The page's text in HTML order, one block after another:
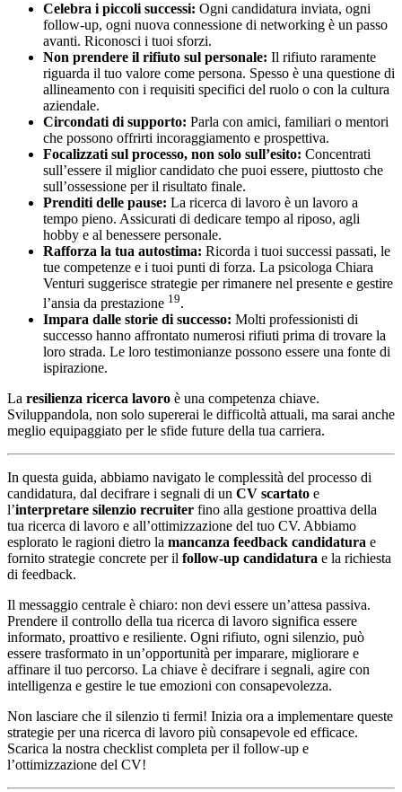
Celebra i piccoli successi: Ogni candidatura inviata, ogni
follow-up, ogni nuova connessione di networking è un passo
avanti. Riconosci i tuoi sforzi.
Non prendere il rifiuto sul personale: Il rifiuto raramente
riguarda il tuo valore come persona. Spesso è una questione di
allineamento con i requisiti specifici del ruolo o con la cultura
aziendale.
Circondati di supporto: Parla con amici, familiari o mentori
che possono offrirti incoraggiamento e prospettiva.
Focalizzati sul processo, non solo sull’esito: Concentrati
sull’essere il miglior candidato che puoi essere, piuttosto che
sull’ossessione per il risultato finale.
Prenditi delle pause: La ricerca di lavoro è un lavoro a
tempo pieno. Assicurati di dedicare tempo al riposo, agli
hobby e al benessere personale.
Rafforza la tua autostima: Ricorda i tuoi successi passati, le
tue competenze e i tuoi punti di forza. La psicologa Chiara
Venturi suggerisce strategie per rimanere nel presente e gestire
l’ansia da prestazione 19.
Impara dalle storie di successo: Molti professionisti di
successo hanno affrontato numerosi rifiuti prima di trovare la
loro strada. Le loro testimonianze possono essere una fonte di
ispirazione.
La resilienza ricerca lavoro è una competenza chiave.
Sviluppandola, non solo supererai le difficoltà attuali, ma sarai anche
meglio equipaggiato per le sfide future della tua carriera.
In questa guida, abbiamo navigato le complessità del processo di
candidatura, dal decifrare i segnali di un CV scartato e
l’interpretare silenzio recruiter fino alla gestione proattiva della
tua ricerca di lavoro e all’ottimizzazione del tuo CV. Abbiamo
esplorato le ragioni dietro la mancanza feedback candidatura e
fornito strategie concrete per il follow-up candidatura e la richiesta
di feedback.
Il messaggio centrale è chiaro: non devi essere un’attesa passiva.
Prendere il controllo della tua ricerca di lavoro significa essere
informato, proattivo e resiliente. Ogni rifiuto, ogni silenzio, può
essere trasformato in un’opportunità per imparare, migliorare e
affinare il tuo percorso. La chiave è decifrare i segnali, agire con
intelligenza e gestire le tue emozioni con consapevolezza.
Non lasciare che il silenzio ti fermi! Inizia ora a implementare queste
strategie per una ricerca di lavoro più consapevole ed efficace.
Scarica la nostra checklist completa per il follow-up e
l’ottimizzazione del CV!